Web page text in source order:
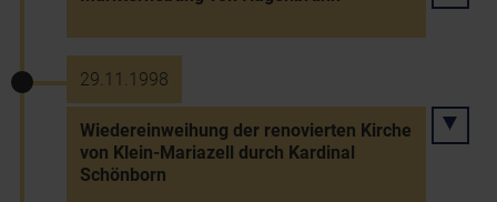
29.11.1998
Wiedereinweihung der renovierten Kirche
von Klein-Mariazell durch Kardinal
Schönborn